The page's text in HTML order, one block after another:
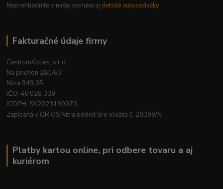
Neprehliadnite v našej ponuke aj detské autosedačky
Fakturačné údaje firmy
CentrumKolies, s.r.o.
Na priehon 281/63
Nitra 949 05
IČO: 46 026 339
ICDPH: SK2023190070
Zapísaná v OR OS Nitra oddiel Sro vložka č. 28399/N
Platby kartou online, pri odbere tovaru a aj
kuriérom